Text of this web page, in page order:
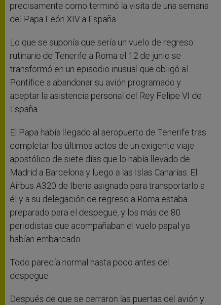
precisamente como terminó la visita de una semana
del Papa León XIV a España.
Lo que se suponía que sería un vuelo de regreso
rutinario de Tenerife a Roma el 12 de junio se
transformó en un episodio inusual que obligó al
Pontífice a abandonar su avión programado y
aceptar la asistencia personal del Rey Felipe VI de
España.
El Papa había llegado al aeropuerto de Tenerife tras
completar los últimos actos de un exigente viaje
apostólico de siete días que lo había llevado de
Madrid a Barcelona y luego a las Islas Canarias. El
Airbus A320 de Iberia asignado para transportarlo a
él y a su delegación de regreso a Roma estaba
preparado para el despegue, y los más de 80
periodistas que acompañaban el vuelo papal ya
habían embarcado.
Todo parecía normal hasta poco antes del
despegue.
Después de que se cerraron las puertas del avión y